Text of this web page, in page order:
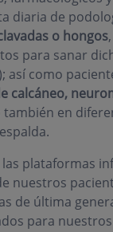
diaria de
o hongos,
para sanar
así como
calcáneo,
en
plataformas
nuestros
de última
para